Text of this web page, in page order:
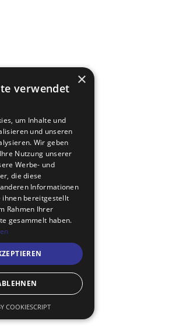
×
verwendet
um Inhalte und
und unseren
Wir geben
Nutzung unserer
Werbe- und
die diese
Informationen
ihnen bereitgestellt
Rahmen Ihrer
gesammelt haben.
COOKIESCRIPT